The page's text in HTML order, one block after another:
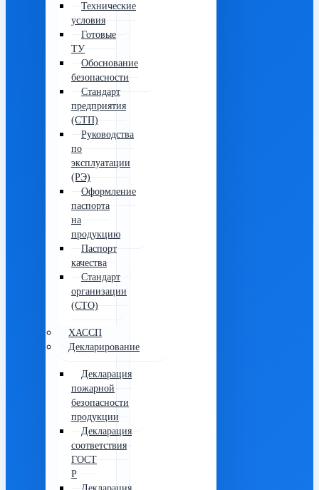
Технические
условия
Готовые
ТУ
Обоснование
безопасности
Стандарт
предприятия
(СТП)
Руководства
по
эксплуатации
(РЭ)
Оформление
паспорта
на
продукцию
Паспорт
качества
Стандарт
организации
(СТО)
ХАССП
Декларирование
Декларация
пожарной
безопасности
продукции
Декларация
соответствия
ГОСТ
Р